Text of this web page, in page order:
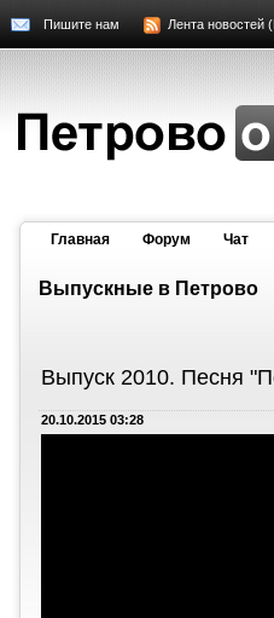
Пишите нам Лента новостей
Главная Форум Чат
Выпускные в Петрово
Выпуск 2010. Песня
20.10.2015 03:28